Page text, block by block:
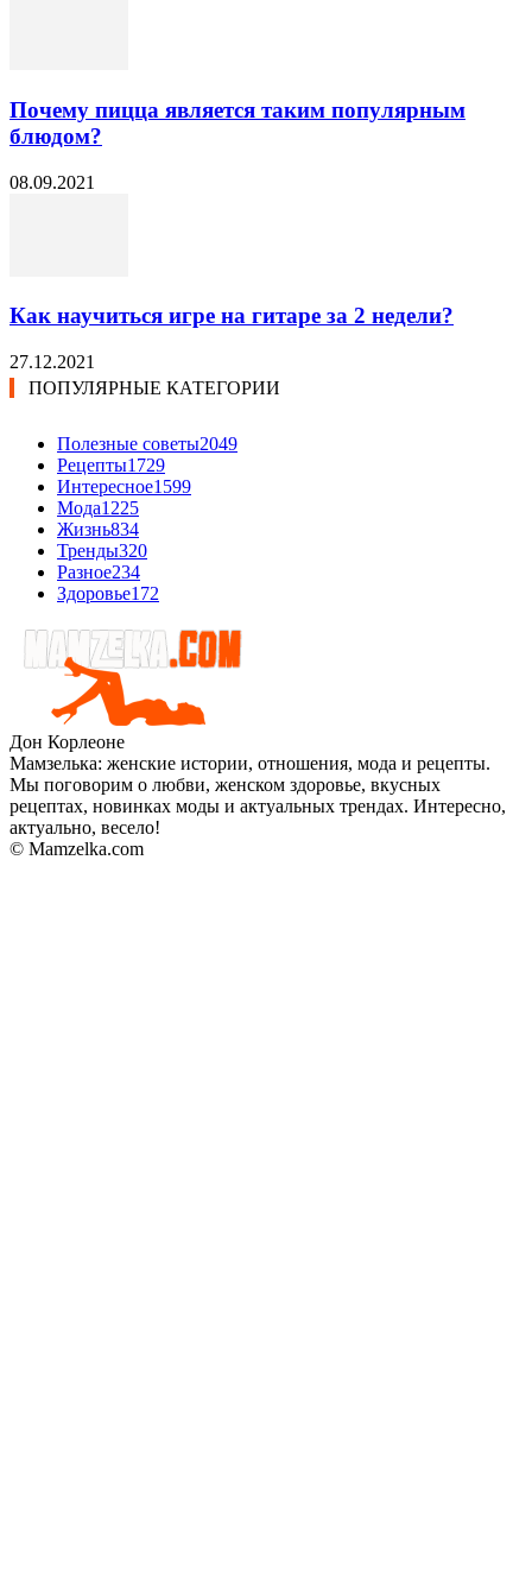
Почему пицца является таким популярным
блюдом?
08.09.2021
Как научиться игре на гитаре за 2 недели?
27.12.2021
ПОПУЛЯРНЫЕ КАТЕГОРИИ
Полезные советы2049
Рецепты1729
Интересное1599
Мода1225
Жизнь834
Тренды320
Разное234
Здоровье172
Дон Корлеоне
Мамзелька: женские истории, отношения, мода и рецепты.
Мы поговорим о любви, женском здоровье, вкусных
рецептах, новинках моды и актуальных трендах. Интересно,
актуально, весело!
© Mamzelka.com